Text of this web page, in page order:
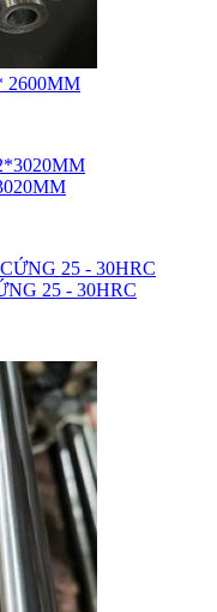
2600MM
25 - 30HRC